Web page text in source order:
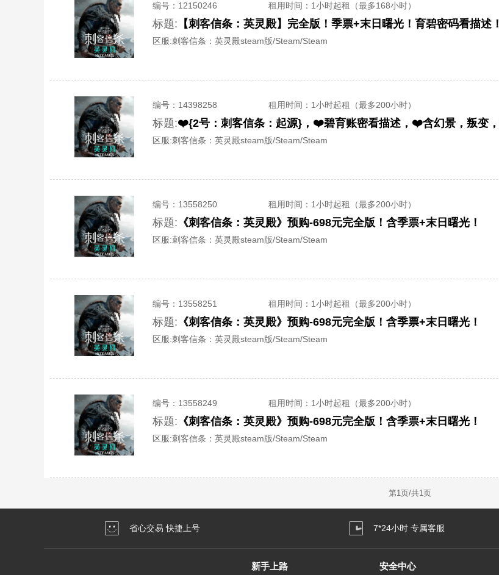
编号： 12150246 租用时间 ：1小时起租（最多168小时）
标题: 【刺客信条：英灵殿】完全版！季票+末日曙光！育碧密码看描述！
区服:刺客信条：英灵殿steam版/Steam/Steam
编号： 14398258 租用时间 ：1小时起租（最多200小时）
标题:
区服:刺客信条：英灵殿steam版/Steam/Steam
编号： 13558250 租用时间 ：1小时起租（最多200小时）
标题: 《刺客信条：英灵殿》预购-698元完全版！含季票+末日曙光！
区服:刺客信条：英灵殿steam版/Steam/Steam
编号： 13558251 租用时间 ：1小时起租（最多200小时）
标题: 《刺客信条：英灵殿》预购-698元完全版！含季票+末日曙光！
区服:刺客信条：英灵殿steam版/Steam/Steam
编号： 13558249 租用时间 ：1小时起租（最多200小时）
标题: 《刺客信条：英灵殿》预购-698元完全版！含季票+末日曙光！
区服:刺客信条：英灵殿steam版/Steam/Steam
第1页/共1页
省心交易 快捷上号 7*24小时 专属客服
新手上路 安全中心